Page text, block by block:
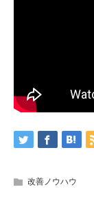
改善ノウハウ